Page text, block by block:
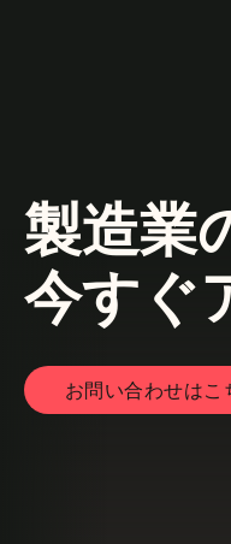
製造業
今すぐ
お問い合わせはこ